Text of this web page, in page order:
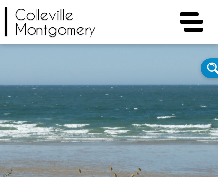
Colleville
Montgomery